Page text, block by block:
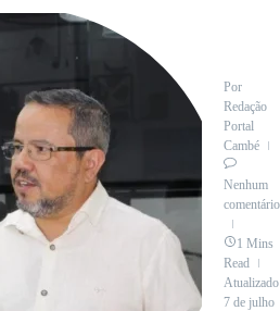
Por
Redação
Portal
Cambé
Nenhum
comentário
1 Mins
Read
7 de julho